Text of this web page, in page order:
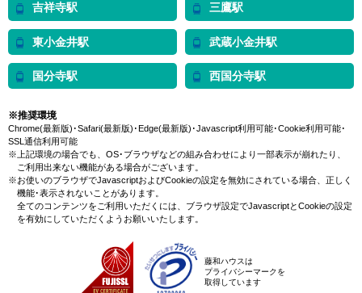
吉祥寺駅 三鷹駅
東小金井駅 武蔵小金井駅
国分寺駅 西国分寺駅
※推奨環境
Chrome(最新版)･Safari(最新版)･Edge(最新版)･Javascript利用可能･Cookie利用可能･
SSL通信利用可能
※上記環境の場合でも、OS･ブラウザなどの組み合わせにより一部表示が崩れたり、
ご利用出来ない機能がある場合がございます。
※お使いのブラウザでJavascriptおよびCookieの設定を無効にされている場合、正しく
機能･表示されないことがあります。
全てのコンテンツをご利用いただくには、ブラウザ設定でJavascriptとCookieの設定
を有効にしていただくようお願いいたします。
藤和ハウスは
プライバシーマークを
取得しています